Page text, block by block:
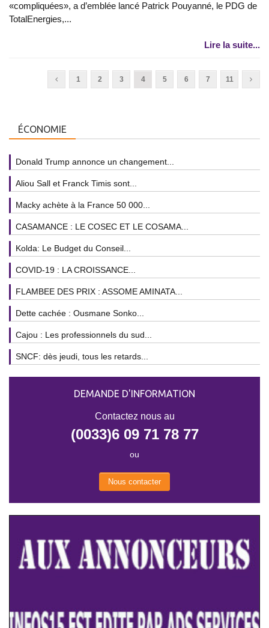
«compliquées», a d’emblée lancé Patrick Pouyanné, le PDG de
TotalEnergies,...
Lire la suite...
1 2 3 4 5 6 7 11
ÉCONOMIE
Donald Trump annonce un changement...
Aliou Sall et Franck Timis sont...
Macky achète à la France 50 000...
CASAMANCE : LE COSEC ET LE COSAMA...
Kolda: Le Budget du Conseil...
COVID-19 : LA CROISSANCE...
FLAMBEE DES PRIX : ASSOME AMINATA...
Dette cachée : Ousmane Sonko...
Cajou : Les professionnels du sud...
SNCF: dès jeudi, tous les retards...
DEMANDE D'INFORMATION
Contactez nous au
(0033)6 09 71 78 77
ou
Nous contacter